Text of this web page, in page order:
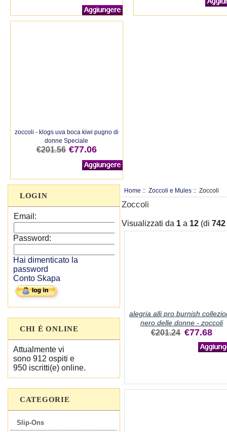
zoccoli - klogs uva boca kiwi pugno di
donne Speciale
€201.56 €77.06
LOGIN
Email:
Password:
Hai dimenticato la
password
Conto Skapa
CHI È ONLINE
Attualmente vi
sono 912 ospiti e
950 iscritti(e) online.
CATEGORIE
Slip-Ons
Home :: Zoccoli e Mules:: Zoccoli
Zoccoli
Visualizzati da 1a 12(di 742
alegria alli pro burnish
nero delle donne - zoccoli
€201.24 €77.68